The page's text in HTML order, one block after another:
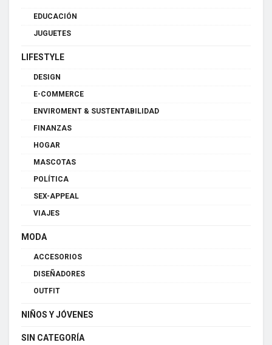
EDUCACIÓN
JUGUETES
LIFESTYLE
DESIGN
E-COMMERCE
ENVIROMENT & SUSTENTABILIDAD
FINANZAS
HOGAR
MASCOTAS
POLÍTICA
SEX-APPEAL
VIAJES
MODA
ACCESORIOS
DISEÑADORES
OUTFIT
NIÑOS Y JÓVENES
SIN CATEGORÍA